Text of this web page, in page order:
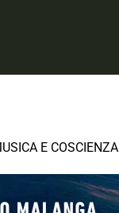
E COSCIENZA